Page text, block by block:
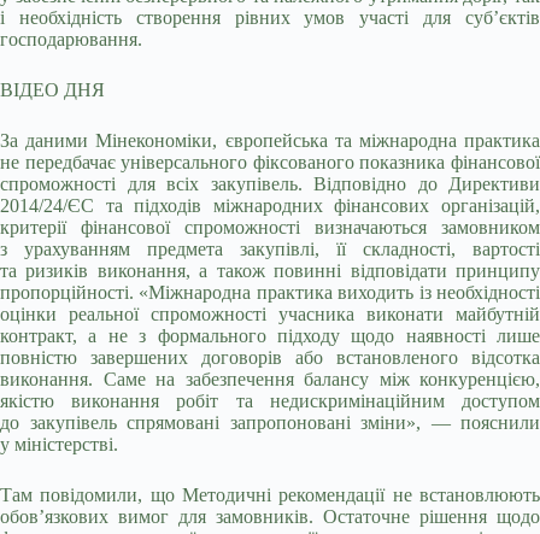
і необхідність створення рівних умов участі для суб’єктів
господарювання.
ВІДЕО ДНЯ
За даними Мінекономіки, європейська та міжнародна практика
не передбачає універсального фіксованого показника фінансової
спроможності для всіх закупівель. Відповідно до Директиви
2014/24/ЄС та підходів міжнародних фінансових організацій,
критерії фінансової спроможності визначаються замовником
з урахуванням предмета закупівлі, її складності, вартості
та ризиків виконання, а також повинні відповідати принципу
пропорційності. «Міжнародна практика виходить із необхідності
оцінки реальної спроможності учасника виконати майбутній
контракт, а не з формального підходу щодо наявності лише
повністю завершених договорів або встановленого відсотка
виконання. Саме на забезпечення балансу між конкуренцією,
якістю виконання робіт та недискримінаційним доступом
до закупівель спрямовані запропоновані зміни», — пояснили
у міністерстві.
Там повідомили, що Методичні рекомендації не встановлюють
обов’язкових вимог для замовників. Остаточне рішення щодо